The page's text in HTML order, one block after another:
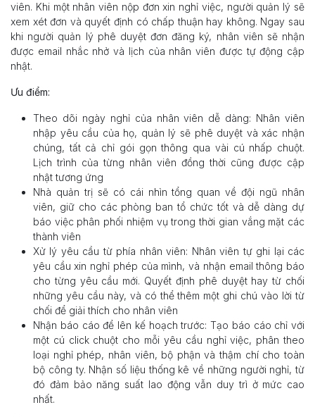
viên. Khi một nhân viên nộp đơn xin nghỉ việc, người quản lý sẽ
xem xét đơn và quyết định có chấp thuận hay không. Ngay sau
khi người quản lý phê duyệt đơn đăng ký, nhân viên sẽ nhận
được email nhắc nhở và lịch của nhân viên được tự động cập
nhật.
Ưu điểm:
Theo dõi ngày nghỉ của nhân viên dễ dàng: Nhân viên
nhập yêu cầu của họ, quản lý sẽ phê duyệt và xác nhận
chúng, tất cả chỉ gói gọn thông qua vài cú nhấp chuột.
Lịch trình của từng nhân viên đồng thời cũng được cập
nhật tương ứng
Nhà quản trị sẽ có cái nhìn tổng quan về đội ngũ nhân
viên, giữ cho các phòng ban tổ chức tốt và dễ dàng dự
báo việc phân phối nhiệm vụ trong thời gian vắng mặt các
thành viên
Xử lý yêu cầu từ phía nhân viên: Nhân viên tự ghi lại các
yêu cầu xin nghỉ phép của mình, và nhận email thông báo
cho từng yêu cầu mới. Quyết định phê duyệt hay từ chối
những yêu cầu này, và có thể thêm một ghi chú vào lời từ
chối để giải thích cho nhân viên
Nhận báo cáo để lên kế hoạch trước: Tạo báo cáo chỉ với
một cú click chuột cho mỗi yêu cầu nghỉ việc, phân theo
loại nghỉ phép, nhân viên, bộ phận và thậm chí cho toàn
bộ công ty. Nhận số liệu thống kê về những người nghỉ, từ
đó đảm bảo năng suất lao động vẫn duy trì ở mức cao
nhất.